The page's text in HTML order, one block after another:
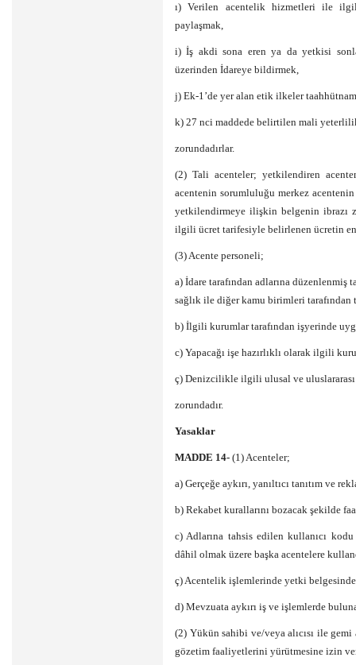
ı) Verilen acentelik hizmetleri ile
paylaşmak,
i) İş akdi sona eren ya da yetkisi
üzerinden İdareye bildirmek,
j) Ek-1’de yer alan etik ilkeler
k) 27 nci maddede belirtilen mali
zorundadırlar.
(2) Tali acenteler; yetkilendiren
acentenin sorumluluğu merkez
yetkilendirmeye ilişkin belgenin ibrazı
ilgili ücret tarifesiyle belirlenen ücretin en
(3) Acente personeli;
a) İdare tarafından adlarına
sağlık ile diğer kamu birimleri
b) İlgili kurumlar tarafından işyerinde
c) Yapacağı işe hazırlıklı olarak ilgili
ç) Denizcilikle ilgili ulusal ve
zorundadır.
Yasaklar
MADDE 14- (1) Acenteler;
a) Gerçeğe aykırı, yanıltıcı tanıtım ve
b) Rekabet kurallarını bozacak şekilde
c) Adlarına tahsis edilen kullanıcı
dâhil olmak üzere başka acentelere
ç) Acentelik işlemlerinde yetki
d) Mevzuata aykırı iş ve işlemlerde
(2) Yükün sahibi ve/veya alıcısı ile
gözetim faaliyetlerini yürütmesine izin